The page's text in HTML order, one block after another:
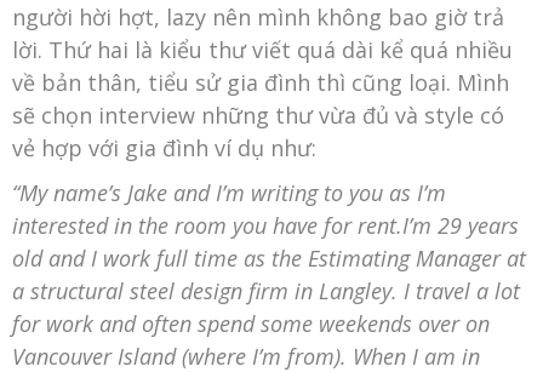
người hời hợt, lazy nên mình không bao giờ trả
lời. Thứ hai là kiểu thư viết quá dài kể quá nhiều
về bản thân, tiểu sử gia đình thì cũng loại. Mình
sẽ chọn interview những thư vừa đủ và style có
vẻ hợp với gia đình ví dụ như:
“My name’s Jake and I’m writing to you as I’m
interested in the room you have for rent.I’m 29 years
old and I work full time as the Estimating Manager at
a structural steel design firm in Langley. I travel a lot
for work and often spend some weekends over on
Vancouver Island (where I’m from). When I am in